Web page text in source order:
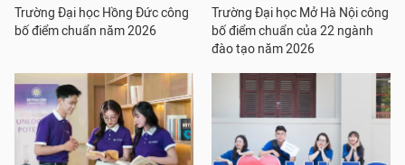
Trường Đại học Hồng Đức công
bố điểm chuẩn năm 2026
Trường Đại học Mở Hà Nội công
bố điểm chuẩn của 22 ngành
đào tạo năm 2026